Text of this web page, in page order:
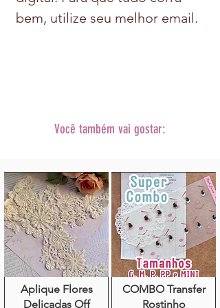
bem, utilize seu melhor email.
Você também vai gostar:
Aplique Flores
Delicadas Off
COMBO Transfer
Rostinho